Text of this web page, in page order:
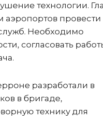
технологии.
аэропортов провести
Необходимо
согласовать
разработали в
в бригаде,
технику для